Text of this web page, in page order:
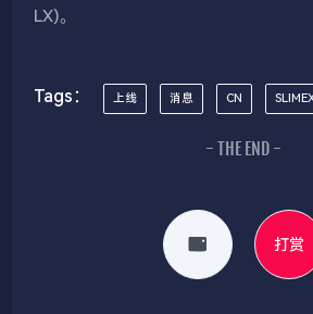
LX)。
Tags： 上线 消息 CN
- THE END -
打赏